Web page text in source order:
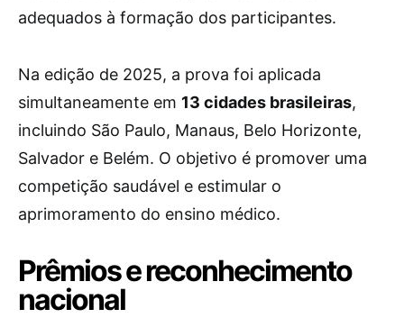
adequados à formação dos participantes.
Na edição de 2025, a prova foi aplicada
simultaneamente em 13 cidades brasileiras,
incluindo São Paulo, Manaus, Belo Horizonte,
Salvador e Belém. O objetivo é promover uma
competição saudável e estimular o
aprimoramento do ensino médico.
Prêmios e reconhecimento
nacional